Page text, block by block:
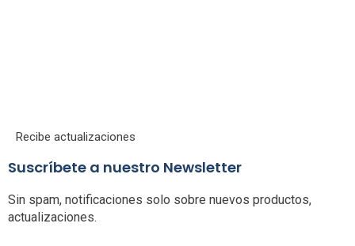
Recibe actualizaciones
Suscríbete a nuestro Newsletter
Sin spam, notificaciones solo sobre nuevos productos,
actualizaciones.